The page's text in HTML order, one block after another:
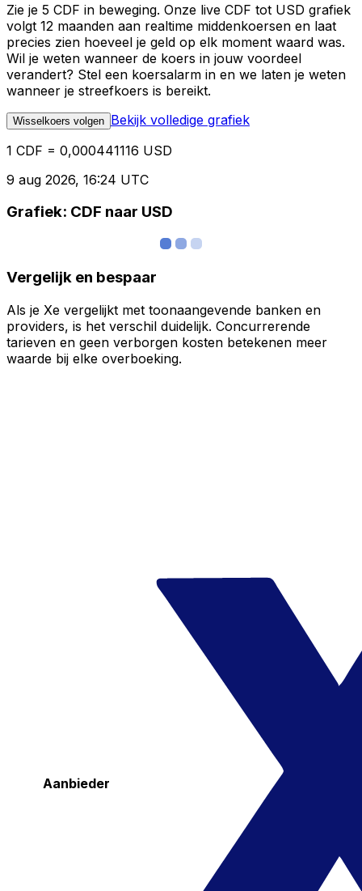
Zie je 5 CDF in beweging. Onze live CDF tot USD grafiek
volgt 12 maanden aan realtime middenkoersen en laat
precies zien hoeveel je geld op elk moment waard was.
Wil je weten wanneer de koers in jouw voordeel
verandert? Stel een koersalarm in en we laten je weten
wanneer je streefkoers is bereikt.
Wisselkoers volgen Bekijk volledige grafiek
1 CDF = 0,000441116 USD
9 aug 2026, 16:24 UTC
Grafiek: CDF naar USD
Vergelijk en bespaar
Als je Xe vergelijkt met toonaangevende banken en
providers, is het verschil duidelijk. Concurrerende
tarieven en geen verborgen kosten betekenen meer
waarde bij elke overboeking.
Aanbieder